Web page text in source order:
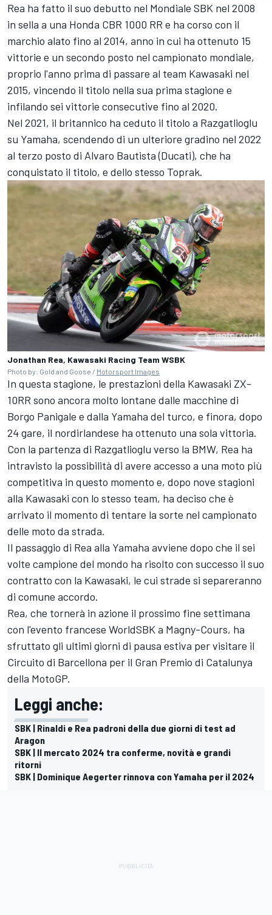
Rea ha fatto il suo debutto nel Mondiale SBK nel 2008
in sella a una Honda CBR 1000 RR e ha corso con il
marchio alato fino al 2014, anno in cui ha ottenuto 15
vittorie e un secondo posto nel campionato mondiale,
proprio l'anno prima di passare al team Kawasaki nel
2015, vincendo il titolo nella sua prima stagione e
infilando sei vittorie consecutive fino al 2020.
Nel 2021, il britannico ha ceduto il titolo a Razgatlioglu
su Yamaha, scendendo di un ulteriore gradino nel 2022
al terzo posto di Alvaro Bautista(Ducati), che ha
conquistato il titolo, e dello stesso Toprak.
Jonathan Rea, Kawasaki Racing Team WSBK
Photo by: Gold and Goose / Motorsport Images
In questa stagione, le prestazioni della Kawasaki ZX-
10RR sono ancora molto lontane dalle macchine di
Borgo Panigale e dalla Yamaha del turco, e finora, dopo
24 gare, il nordirlandese ha ottenuto una sola vittoria.
Con la partenza di Razgatlioglu verso la BMW, Rea ha
intravisto la possibilità di avere accesso a una moto più
competitiva in questo momento e, dopo nove stagioni
alla Kawasaki con lo stesso team, ha deciso che è
arrivato il momento di tentare la sorte nel campionato
delle moto da strada.
Il passaggio di Rea alla Yamaha avviene dopo che il sei
volte campione del mondo ha risolto con successo il suo
contratto con la Kawasaki, le cui strade si separeranno
di comune accordo.
Rea, che tornerà in azione il prossimo fine settimana
con l'evento francese WorldSBK a Magny-Cours, ha
sfruttato gli ultimi giorni di pausa estiva per visitare il
Circuito di Barcellona per il Gran Premio di Catalunya
della MotoGP.
Leggi anche:
SBK | Rinaldi e Rea padroni della due giorni di test ad
Aragon
SBK | Il mercato 2024 tra conferme, novità e grandi
ritorni
SBK | Dominique Aegerter rinnova con Yamaha per il 2024